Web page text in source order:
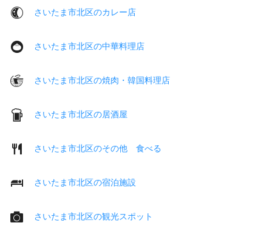
さいたま市北区のカレー店
さいたま市北区の中華料理店
さいたま市北区の焼肉・韓国料理店
さいたま市北区の居酒屋
さいたま市北区のその他 食べる
さいたま市北区の宿泊施設
さいたま市北区の観光スポット